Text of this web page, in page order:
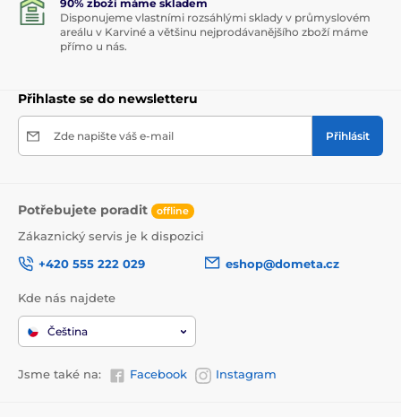
90% zboží máme skladem
Disponujeme vlastními rozsáhlými sklady v průmyslovém
areálu v Karviné a většinu nejprodávanějšího zboží máme
přímo u nás.
Přihlaste se do newsletteru
Zde napište váš e-mail Přihlásit
Potřebujete poradit offline
Zákaznický servis je k dispozici
+420 555 222 029
eshop@dometa.cz
Kde nás najdete
Čeština
Jsme také na: Facebook Instagram